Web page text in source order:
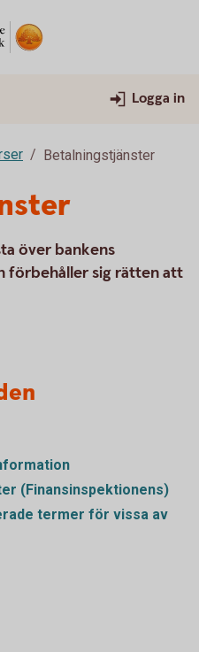
Logga in
Betalningstjänster
över bankens
förbehåller sig rätten att
(Finansinspektionens)
termer för vissa av